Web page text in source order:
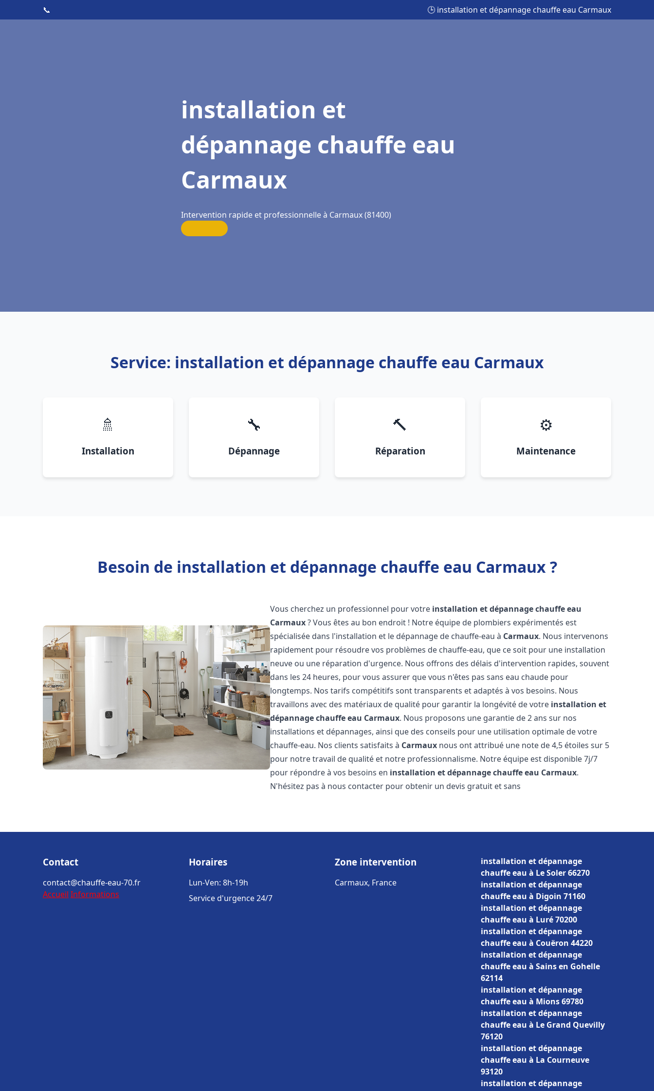
📞 🕒 installation et dépannage chauffe eau Carmaux
installation et
dépannage chauffe eau
Carmaux
Intervention rapide et professionnelle à Carmaux (81400)
Service: installation et dépannage chauffe eau Carmaux
🚿
Installation
🔧
Dépannage
🔨
Réparation
⚙️
Maintenance
Besoin de installation et dépannage chauffe eau Carmaux ?
Vous cherchez un professionnel pour votre installation et dépannage chauffe eau
Carmaux? Vous êtes au bon endroit ! Notre équipe de plombiers expérimentés est
spécialisée dans l'installation et le dépannage de chauffe-eau à Carmaux. Nous intervenons
rapidement pour résoudre vos problèmes de chauffe-eau, que ce soit pour une installation
neuve ou une réparation d'urgence. Nous offrons des délais d'intervention rapides, souvent
dans les 24 heures, pour vous assurer que vous n'êtes pas sans eau chaude pour
longtemps. Nos tarifs compétitifs sont transparents et adaptés à vos besoins. Nous
travaillons avec des matériaux de qualité pour garantir la longévité de votre installation et
dépannage chauffe eau Carmaux. Nous proposons une garantie de 2 ans sur nos
installations et dépannages, ainsi que des conseils pour une utilisation optimale de votre
chauffe-eau. Nos clients satisfaits à Carmaux nous ont attribué une note de 4,5 étoiles sur 5
pour notre travail de qualité et notre professionnalisme. Notre équipe est disponible 7j/7
pour répondre à vos besoins en installation et dépannage chauffe eau Carmaux.
N'hésitez pas à nous contacter pour obtenir un devis gratuit et sans
Contact
contact@chauffe-eau-70.fr
Accueil Informations
Horaires
Lun-Ven: 8h-19h
Service d'urgence 24/7
Zone intervention
Carmaux, France
installation et dépannage
chauffe eau à Le Soler 66270
installation et dépannage
chauffe eau à Digoin 71160
installation et dépannage
chauffe eau à Luré 70200
installation et dépannage
chauffe eau à Couëron 44220
installation et dépannage
chauffe eau à Sains en Gohelle
62114
installation et dépannage
chauffe eau à Mions 69780
installation et dépannage
chauffe eau à Le Grand Quevilly
76120
installation et dépannage
chauffe eau à La Courneuve
93120
installation et dépannage